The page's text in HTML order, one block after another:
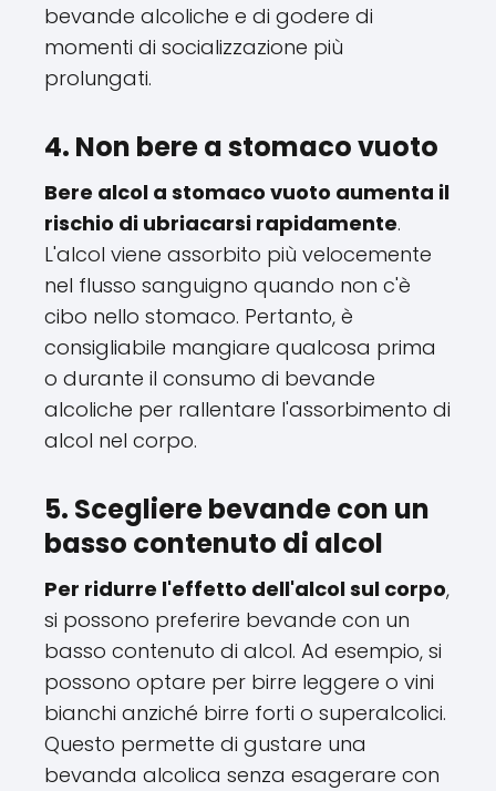
bevande alcoliche e di godere di
momenti di socializzazione più
prolungati.
4. Non bere a stomaco vuoto
Bere alcol a stomaco vuoto aumenta il
rischio di ubriacarsi rapidamente.
L'alcol viene assorbito più velocemente
nel flusso sanguigno quando non c'è
cibo nello stomaco. Pertanto, è
consigliabile mangiare qualcosa prima
o durante il consumo di bevande
alcoliche per rallentare l'assorbimento di
alcol nel corpo.
5. Scegliere bevande con un
basso contenuto di alcol
Per ridurre l'effetto dell'alcol sul corpo,
si possono preferire bevande con un
basso contenuto di alcol. Ad esempio, si
possono optare per birre leggere o vini
bianchi anziché birre forti o superalcolici.
Questo permette di gustare una
bevanda alcolica senza esagerare con